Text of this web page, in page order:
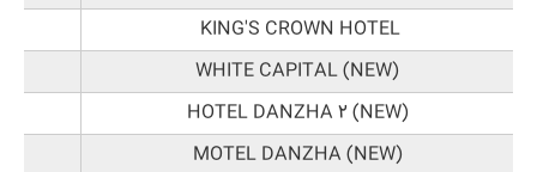
KING'S CROWN HOTEL
WHITE CAPITAL (NEW)
HOTEL DANZHA 2 (NEW)
MOTEL DANZHA (NEW)